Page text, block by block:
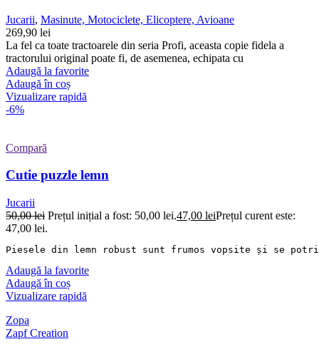
Jucarii, Masinute, Motociclete, Elicoptere, Avioane
269,90 lei
La fel ca toate tractoarele din seria Profi, aceasta copie fidela a
tractorului original poate fi, de asemenea, echipata cu
Adaugă la favorite
Adaugă în coș
Vizualizare rapidă
-6%
Compară
Cutie puzzle lemn
Jucarii
50,00lei Prețul inițial a fost: 50,00 lei.47,00 leiPrețul curent este:
47,00 lei.
Piesele din lemn robust sunt frumos vopsite și se
Adaugă la favorite
Adaugă în coș
Vizualizare rapidă
Zopa
Zapf Creation